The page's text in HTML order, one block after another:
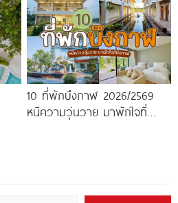
10 ที่พักบึงกาฬ 2026/2569
หนีความวุ่นวาย มาพักใจที่